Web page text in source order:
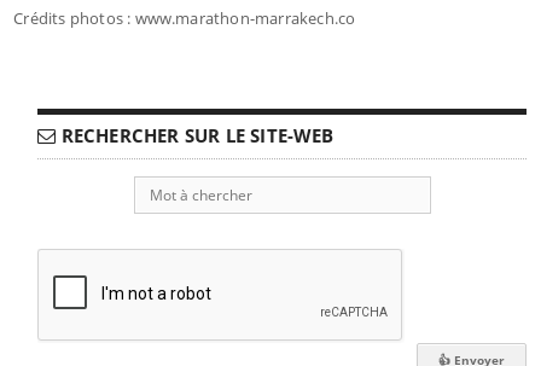
Crédits photos : www.marathon-marrakech.co
RECHERCHER SUR LE SITE-WEB